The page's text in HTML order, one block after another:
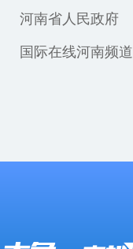
河南省人民政府
国际在线河南频道